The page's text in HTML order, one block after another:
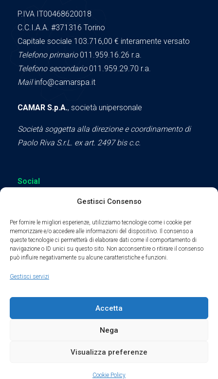
Gestisci Consenso
Per fornire le migliori esperienze, utilizziamo tecnologie come i cookie per
memorizzare e/o accedere alle informazioni del dispositivo. Il consenso a
queste tecnologie ci permetterà di elaborare dati come il comportamento di
navigazione o ID unici su questo sito. Non acconsentire o ritirare il consenso
può influire negativamente su alcune caratteristiche e funzioni.
Gestisci servizi
Accetta
Nega
Visualizza preferenze
Cookie Policy
P.IVA IT00468620018
C.C.I.A.A. #371316 Torino
Capitale sociale 103.716,00 € interamente versato
Telefono primario011.959.16.26 r.a.
Telefono secondario011.959.29.70 r.a.
Mailinfo@camarspa.it
CAMAR S.p.A., società unipersonale
Società soggetta alla direzione e coordinamento di
Paolo Riva S.r.L. ex art. 2497 bis c.c.
Social
Parte del sodalizio AIDAM dal 2024
Condizioni di Utilizzo